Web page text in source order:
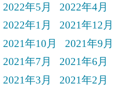
2022年5月
2022年4月
2022年1月
2021年12月
2021年10月
2021年9月
2021年7月
2021年6月
2021年3月
2021年2月